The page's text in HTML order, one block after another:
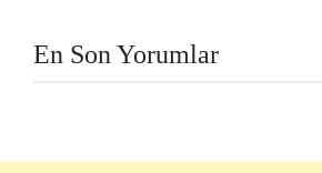
En Son Yorumlar